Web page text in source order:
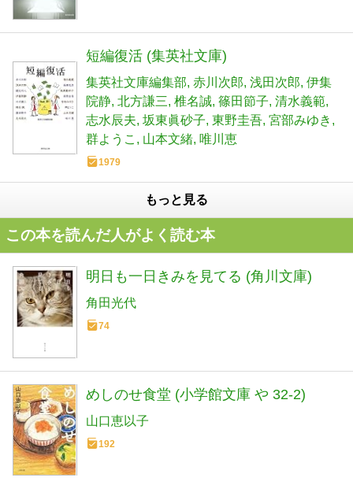
短編復活 (集英社文庫)
集英社文庫編集部 赤川次郎 浅田次郎 伊集
院静 北方謙三 椎名誠 篠田節子 清水義範
志水辰夫 坂東眞砂子 東野圭吾 宮部みゆき
群ようこ
山本文緒 唯川恵
1979
もっと見る
この本を読んだ人がよく読む本
明日も一日きみを見てる (角川文庫)
角田光代
74
めしのせ食堂 (小学館文庫 や 32-2)
山口恵以子
192